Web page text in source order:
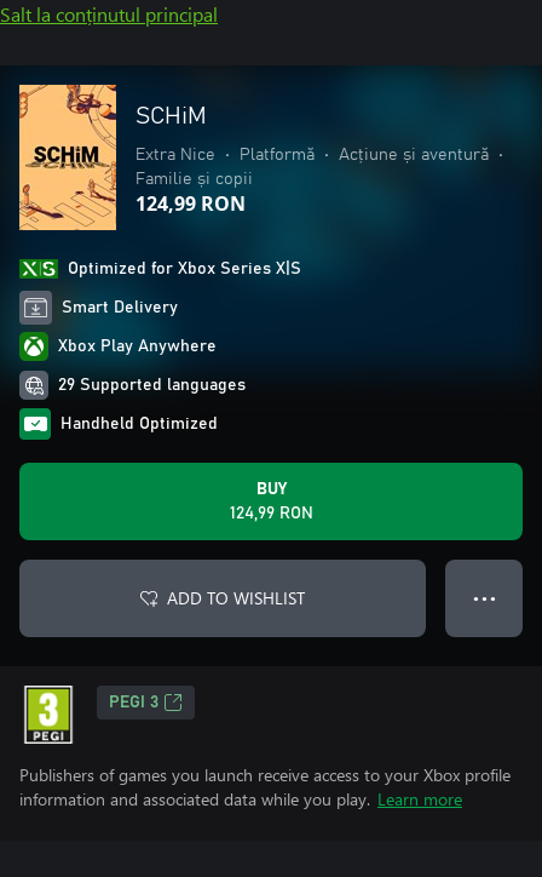
Salt la conținutul principal
SCHiM
Extra Nice • Platformă • Acțiune și aventură
•
Familie și copii
124,99 RON
Optimized for Xbox Series X|S
Smart Delivery
Xbox Play Anywhere
29 Supported languages
Handheld Optimized
BUY
124,99 RON
ADD TO WISHLIST ● ● ●
PEGI 3
Publishers of games you launch receive access to your Xbox profile
information and associated data while you play. Learn more